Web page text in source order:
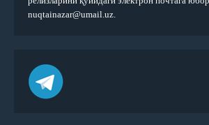
nuqtainazar@umail.uz.